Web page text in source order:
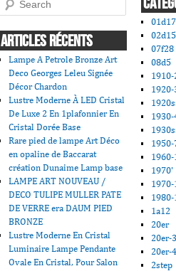
ARTICLES RÉCENTS
Lampe A Petrole Bronze Art
Deco Georges Leleu Signée
Décor Chardon
Lustre Moderne À LED Cristal
De Luxe 2 En 1plafonnier En
Cristal Dorée Base
Rare pied de lampe Art Déco
en opaline de Baccarat
création Dunaime Lamp base
LAMPE ART NOUVEAU /
DECO TULIPE MULLER PATE
DE VERRE era DAUM PIED
BRONZE
Lustre Moderne En Cristal
Luminaire Lampe Pendante
Ovale En Cristal, Pour Salon
01d17
02d15
07f28
08d5
1910-
1920-
1920s
1930-
1930s
1970'
1a12
20er
20er-
20er-
2step